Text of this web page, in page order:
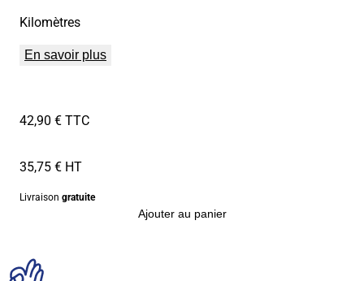
Kilomètres
En savoir plus
42,90 € TTC
35,75 € HT
Livraison gratuite
Ajouter au panier